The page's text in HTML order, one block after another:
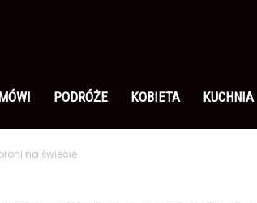
PODRÓŻE KOBIETA KUCHNIA
na świecie